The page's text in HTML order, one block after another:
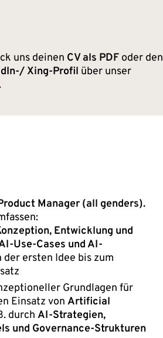
uns deinen CV als PDF oder den
Xing-Profil über unser
Manager (all genders).
Entwicklung und
Use-Cases und AI-
der ersten Idee bis zum
Grundlagen für
Einsatz von Artificial
durch AI-Strategien,
und Governance-Strukturen